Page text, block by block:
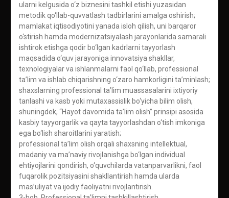
ularni kelgusida o‘z biznesini tashkil etishi yuzasidan
metodik qo‘llab-quvvatlash tadbirlarini amalga oshirish;
mamlakat iqtisodiyotini yanada isloh qilish, uni barqaror
o‘stirish hamda modernizatsiyalash jarayonlarida samarali
ishtirok etishga qodir bo‘lgan kadrlarni tayyorlash
maqsadida o‘quv jarayoniga innovatsiya shakllar,
texnologiyalar va ishlanmalarni faol qo‘llab, professional
ta’lim va ishlab chiqarishning o‘zaro hamkorligini ta’minlash;
shaxslarning professional ta’lim muassasalarini ixtiyoriy
tanlashi va kasb yoki mutaxassislik bo‘yicha bilim olish,
shuningdek, “Hayot davomida ta’lim olish” prinsipi asosida
kasbiy tayyorgarlik va qayta tayyorlashdan o‘tish imkoniga
ega bo‘lish sharoitlarini yaratish;
professional ta’lim olish orqali shaxsning intellektual,
madaniy va ma’naviy rivojlanishga bo‘lgan individual
ehtiyojlarini qondirish, o‘quvchilarda vatanparvarlikni, faol
fuqarolik pozitsiyasini shakllantirish hamda ularda
mas’uliyat va ijodiy faoliyatni rivojlantirish.